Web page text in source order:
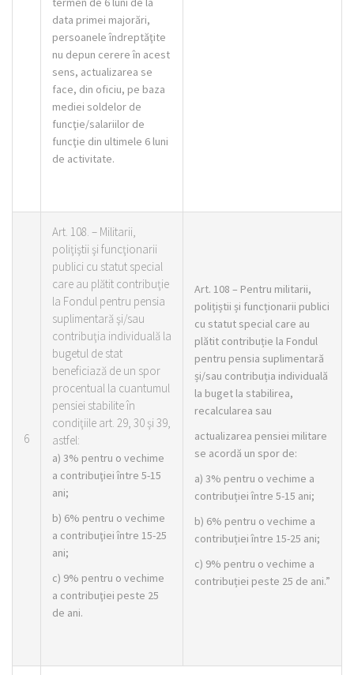
data primei majorări,
persoanele îndreptăţite
nu depun cerere în acest
sens, actualizarea se
face, din oficiu, pe baza
mediei soldelor de
funcţie/salariilor de
funcţie din ultimele 6 luni
de activitate.
6
Art. 108. – Militarii,
poliţiştii şi funcţionarii
publici cu statut special
care au plătit contribuţie
la Fondul pentru pensia
suplimentară şi/sau
contribuţia individuală la
bugetul de stat
beneficiază de un spor
procentual la cuantumul
pensiei stabilite în
condiţiile art. 29, 30 şi 39,
astfel:
a) 3% pentru o vechime
a contribuţiei între 5-15
ani;
b) 6% pentru o vechime
a contribuţiei între 15-25
ani;
c) 9% pentru o vechime
a contribuţiei peste 25
de ani.
Art. 108 – Pentru militarii,
polițiștii și funcționarii publici
cu statut special care au
plătit contribuție la Fondul
pentru pensia suplimentară
și/sau contribuția individuală
la buget la stabilirea,
recalcularea sau
actualizarea pensiei militare
se acordă un spor de:
a) 3% pentru o vechime a
contribuției între 5-15 ani;
b) 6% pentru o vechime a
contribuției între 15-25 ani;
c) 9% pentru o vechime a
contribuției peste 25 de ani.”